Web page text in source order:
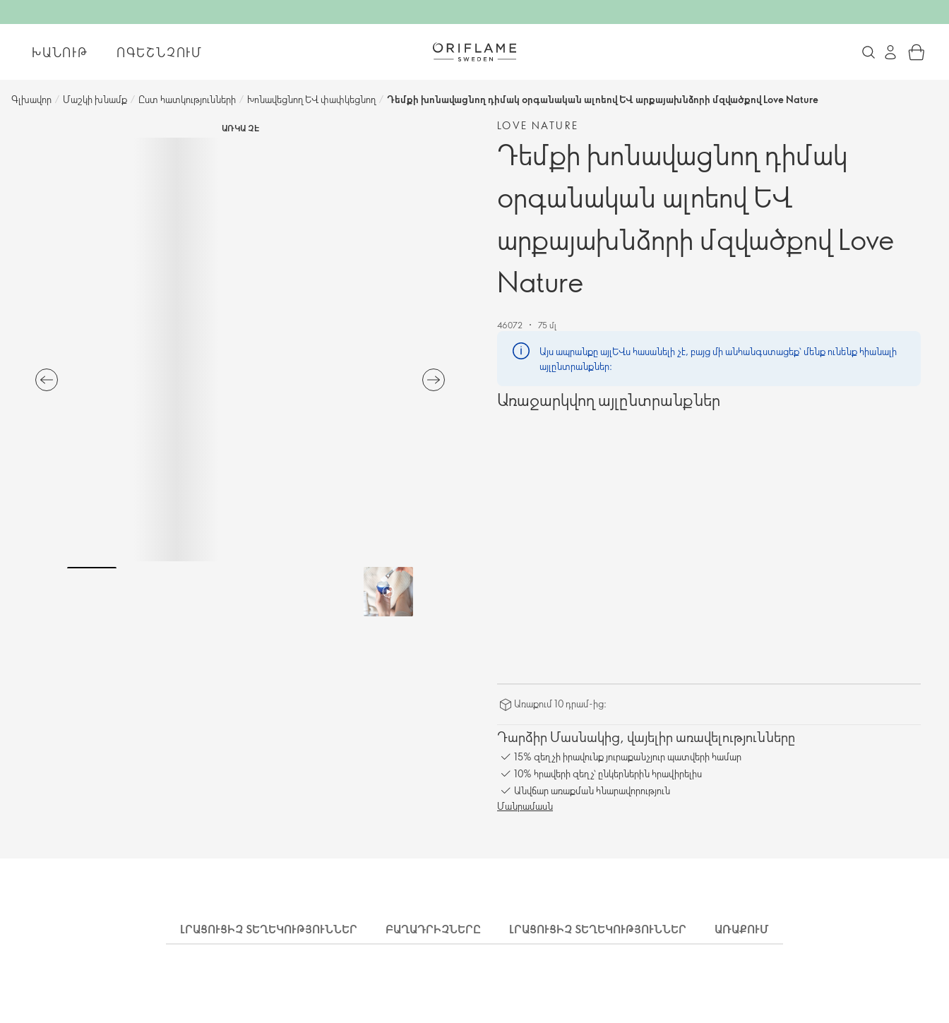
ԽԱՆՈՒԹ ՈԳԵՇՆՉՈՒՄ
Գլխավոր / Մաշկի խնամք / Ըստ հատկությունների / Խոնավեցնող և փափկեցնող / Դեմքի խոնավացնող դիմակ օրգանական ալոեով և արքայախնձորի մզվածքով Love Nature
ԱՌԿԱ ՉԷ LOVE NATURE
Դեմքի խոնավացնող դիմակ
օրգանական ալոեով և
արքայախնձորի մզվածքով Love
Nature
46072 75 մլ
Այս ապրանքը այլևս հասանելի չէ, բայց մի անհանգստացեք՝ մենք ունենք հիանալի
այլընտրանքներ։
Առաջարկվող այլընտրանքներ
Առաքում 10 դրամ-ից։
Դարձիր Մասնակից, վայելիր առավելությունները
15% զեղչի իրավունք յուրաքանչյուր պատվերի համար
10% հրավերի զեղչ՝ ընկերներին հրավիրելիս
Անվճար առաքման հնարավորություն
Մանրամասն
ԼՐԱՑՈՒՑԻՉ ՏԵՂԵԿՈՒԹՅՈՒՆՆԵՐ ԲԱՂԱԴՐԻՉՆԵՐԸ ԼՐԱՑՈՒՑԻՉ ՏԵՂԵԿՈՒԹՅՈՒՆՆԵՐ ԱՌԱՔՈՒՄ